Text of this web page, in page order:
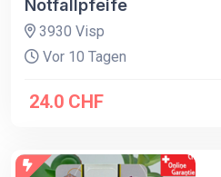
Notfallpfeife
3930 Visp
Vor 10 Tagen
24.0 CHF